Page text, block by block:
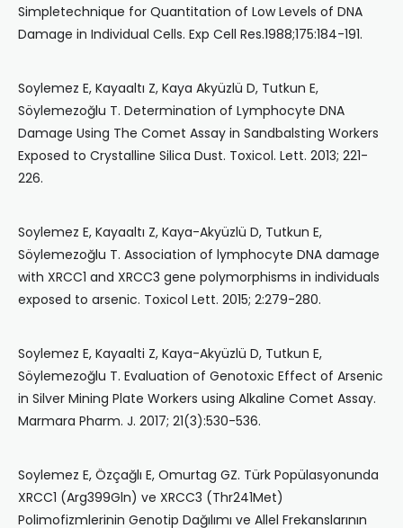
Simpletechnique for Quantitation of Low Levels of DNA
Damage in Individual Cells. Exp Cell Res.1988;175:184-191.
Soylemez E, Kayaaltı Z, Kaya Akyüzlü D, Tutkun E,
Söylemezoğlu T. Determination of Lymphocyte DNA
Damage Using The Comet Assay in Sandbalsting Workers
Exposed to Crystalline Silica Dust. Toxicol. Lett. 2013; 221-
226.
Soylemez E, Kayaaltı Z, Kaya-Akyüzlü D, Tutkun E,
Söylemezoğlu T. Association of lymphocyte DNA damage
with XRCC1 and XRCC3 gene polymorphisms in individuals
exposed to arsenic. Toxicol Lett. 2015; 2:279-280.
Soylemez E, Kayaalti Z, Kaya-Akyüzlü D, Tutkun E,
Söylemezoğlu T. Evaluation of Genotoxic Effect of Arsenic
in Silver Mining Plate Workers using Alkaline Comet Assay.
Marmara Pharm. J. 2017; 21(3):530-536.
Soylemez E, Özçağlı E, Omurtag GZ. Türk Popülasyonunda
XRCC1 (Arg399Gln) ve XRCC3 (Thr241Met)
Polimofizmlerinin Genotip Dağılımı ve Allel Frekanslarının